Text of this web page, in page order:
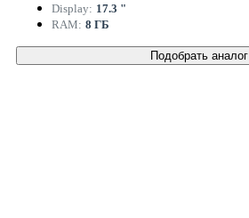
Display: 17.3 "
RAM: 8 ГБ
Подобрать аналог